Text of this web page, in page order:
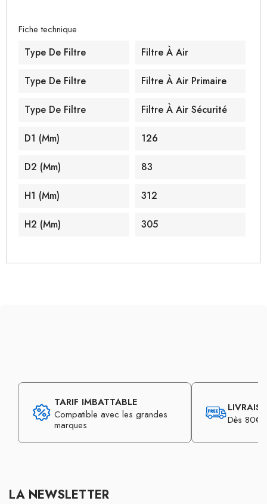
Fiche technique
Type De Filtre Filtre À Air
Type De Filtre Filtre À Air Primaire
Type De Filtre Filtre À Air Sécurité
D1 (mm) 126
D2 (mm) 83
H1 (mm) 312
H2 (mm) 305
TARIF IMBATTABLE
Compatible avec les grandes
marques
Dès 80€
LA NEWSLETTER